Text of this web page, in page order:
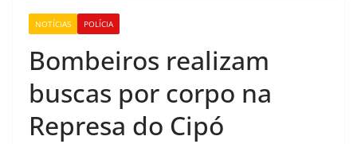
NOTÍCIAS POLÍCIA
Bombeiros realizam
buscas por corpo na
Represa do Cipó